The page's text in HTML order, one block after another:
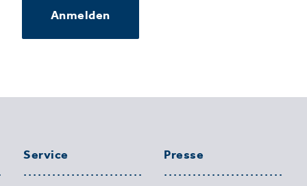
Anmelden
Service Presse